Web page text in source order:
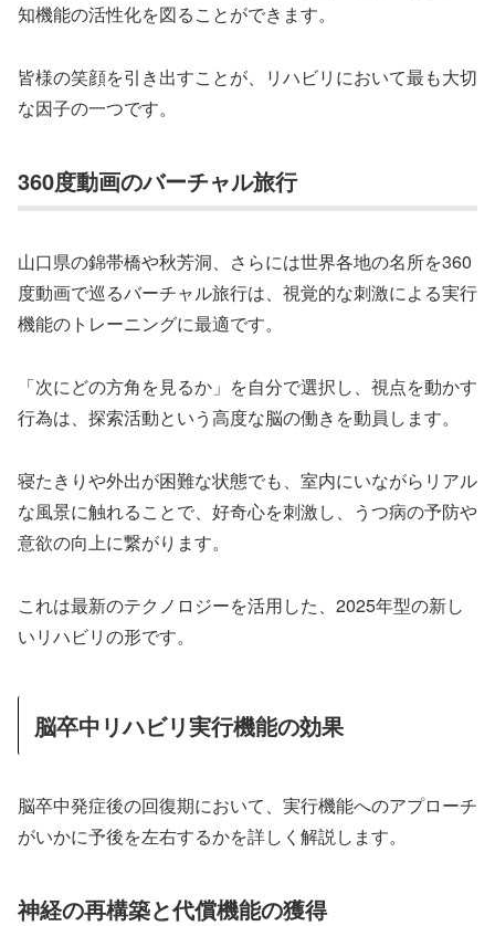
知機能の活性化を図ることができます。
皆様の笑顔を引き出すことが、リハビリにおいて最も大切
な因子の一つです。
360度動画のバーチャル旅行
山口県の錦帯橋や秋芳洞、さらには世界各地の名所を360
度動画で巡るバーチャル旅行は、視覚的な刺激による実行
機能のトレーニングに最適です。
「次にどの方角を見るか」を自分で選択し、視点を動かす
行為は、探索活動という高度な脳の働きを動員します。
寝たきりや外出が困難な状態でも、室内にいながらリアル
な風景に触れることで、好奇心を刺激し、うつ病の予防や
意欲の向上に繋がります。
これは最新のテクノロジーを活用した、2025年型の新し
いリハビリの形です。
脳卒中リハビリ実行機能の効果
脳卒中発症後の回復期において、実行機能へのアプローチ
がいかに予後を左右するかを詳しく解説します。
神経の再構築と代償機能の獲得